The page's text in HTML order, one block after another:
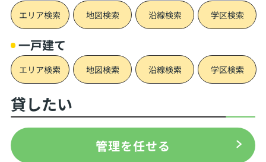
エリア検索 地図検索 沿線検索 学区検索
一戸建て
エリア検索 地図検索 沿線検索 学区検索
貸したい
管理を任せる